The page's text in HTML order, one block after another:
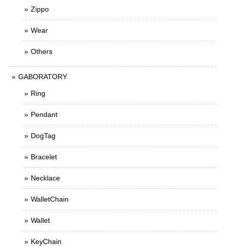
Zippo
Wear
Others
GABORATORY
Ring
Pendant
DogTag
Bracelet
Necklace
WalletChain
Wallet
KeyChain